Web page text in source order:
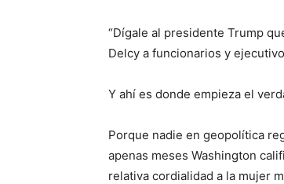
“Dígale al presidente Trump
Delcy a funcionarios y
Y ahí es donde empieza el
Porque nadie en geopolítica
apenas meses Washington
relativa cordialidad a la mujer